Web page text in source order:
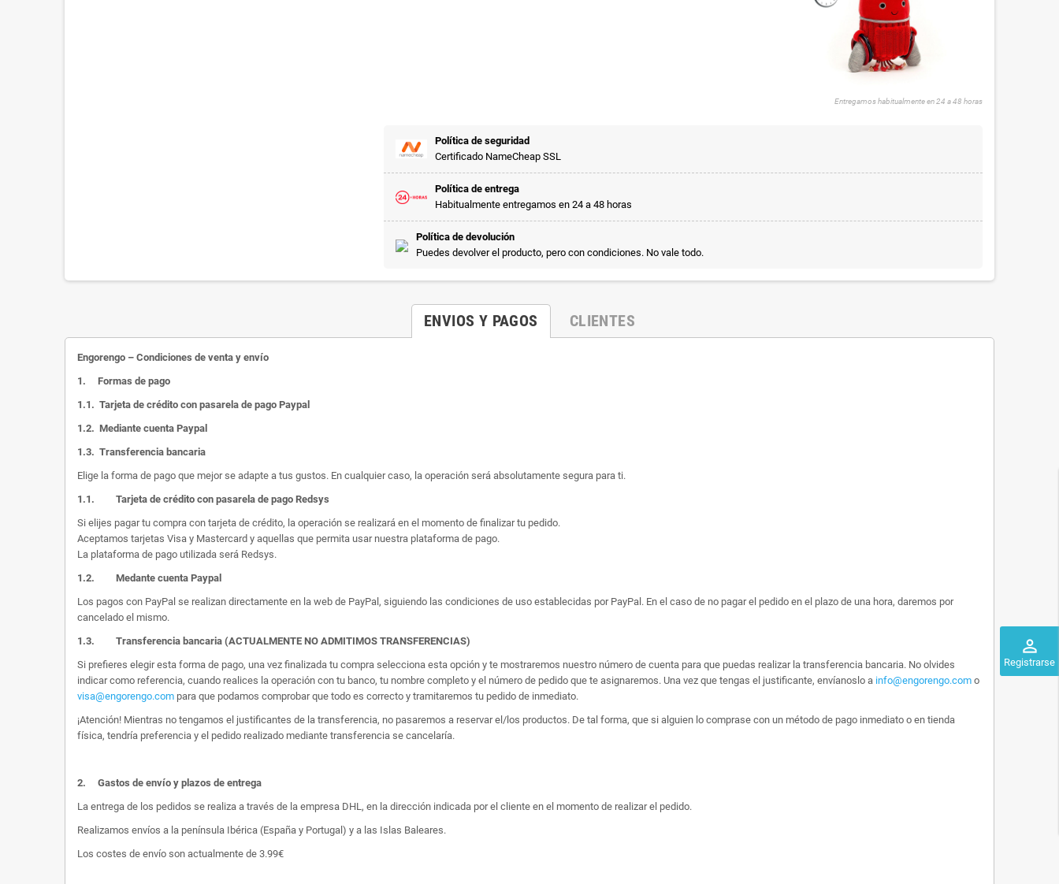
perm_identity
Registrarse
Entregamos habitualmente en 24 a 48 horas
Política de seguridad
Certificado NameCheap SSL
Política de entrega
Habitualmente entregamos en 24 a 48 horas
Política de devolución
Puedes devolver el producto, pero con condiciones. No vale todo.
ENVIOS Y PAGOS CLIENTES
Engorengo – Condiciones de venta y envío
1. Formas de pago
1.1. Tarjeta de crédito con pasarela de pago Paypal
1.2. Mediante cuenta Paypal
1.3. Transferencia bancaria
Elige la forma de pago que mejor se adapte a tus gustos. En cualquier caso, la operación será absolutamente segura para ti.
1.1. Tarjeta de crédito con pasarela de pago Redsys
Si elijes pagar tu compra con tarjeta de crédito, la operación se realizará en el momento de finalizar tu pedido.
Aceptamos tarjetas Visa y Mastercard y aquellas que permita usar nuestra plataforma de pago.
La plataforma de pago utilizada será Redsys.
1.2. Medante cuenta Paypal
Los pagos con PayPal se realizan directamente en la web de PayPal, siguiendo las condiciones de uso establecidas por PayPal. En el caso de no pagar el pedido en el plazo de una hora, daremos por
cancelado el mismo.
1.3. Transferencia bancaria (ACTUALMENTE NO ADMITIMOS TRANSFERENCIAS)
Si prefieres elegir esta forma de pago, una vez finalizada tu compra selecciona esta opción y te mostraremos nuestro número de cuenta para que puedas realizar la transferencia bancaria. No olvides
indicar como referencia, cuando realices la operación con tu banco, tu nombre completo y el número de pedido que te asignaremos. Una vez que tengas el justificante, envíanoslo a info@engorengo.com o
visa@engorengo.com para que podamos comprobar que todo es correcto y tramitaremos tu pedido de inmediato.
¡Atención! Mientras no tengamos el justificantes de la transferencia, no pasaremos a reservar el/los productos. De tal forma, que si alguien lo comprase con un método de pago inmediato o en tienda
física, tendría preferencia y el pedido realizado mediante transferencia se cancelaría.
2. Gastos de envío y plazos de entrega
La entrega de los pedidos se realiza a través de la empresa DHL, en la dirección indicada por el cliente en el momento de realizar el pedido.
Realizamos envíos a la península Ibérica (España y Portugal) y a las Islas Baleares.
Los costes de envío son actualmente de 3.99€